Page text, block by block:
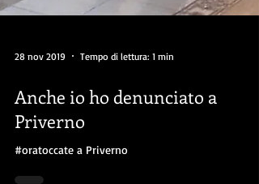
Anche io ho denunciato a
Priverno